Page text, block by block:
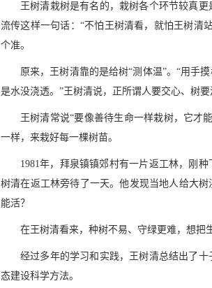
王树清栽树是有名的，栽树各个环节较真
流传这样一句话：“不怕王树清看，就怕王树清
个准。
原来，王树清靠的是给树“测体温”。“用手
是水没浇透。”王树清说，正所谓人要交心、树
王树清常说“要像善待生命一样栽树，它才
一样，来栽好每一棵树苗。
1981年，拜泉镇镇郊村有一片返工林，刚
树清在返工林旁待了一天。他发现当地人给大
能活？
在王树清看来，种树不易、守绿更难，想把
经过多年的学习和实践，王树清总结出了
态建设科学方法。